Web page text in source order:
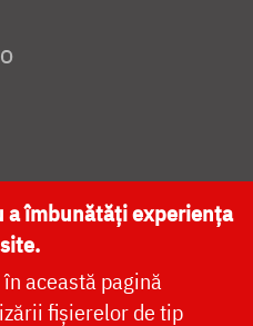
NAȚIONALĂ
a îmbunătăți experiența
această pagină
fișierelor de tip